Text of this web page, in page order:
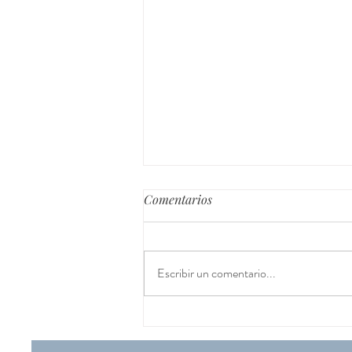
Constelaciones Familiares
Comentarios
Escribir un comentario...